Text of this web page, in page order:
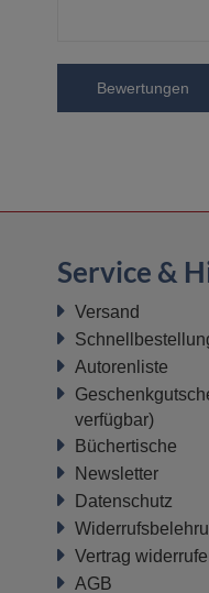
Bewertungen
Service &
Versand
Autorenliste
verfügbar)
Büchertische
Newsletter
Datenschutz
Vertrag
AGB